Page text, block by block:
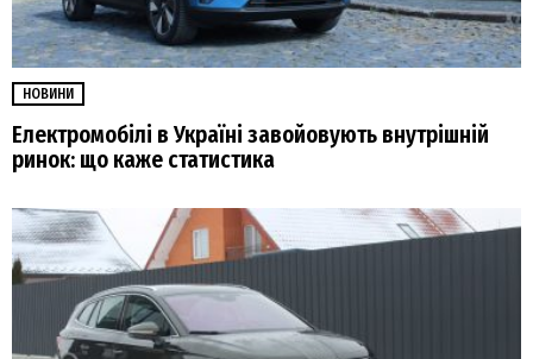
НОВИНИ
Електромобілі в Україні завойовують внутрішній
ринок: що каже статистика